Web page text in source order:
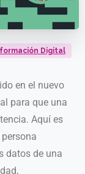
Digital
en el nuevo
para que una
Aquí es
datos de una